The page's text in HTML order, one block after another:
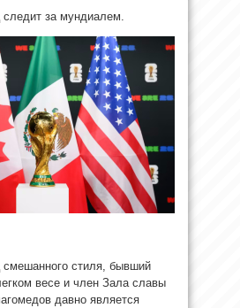
следит за мундиалем.
смешанного стиля, бывший
весе и член Зала славы
давно является